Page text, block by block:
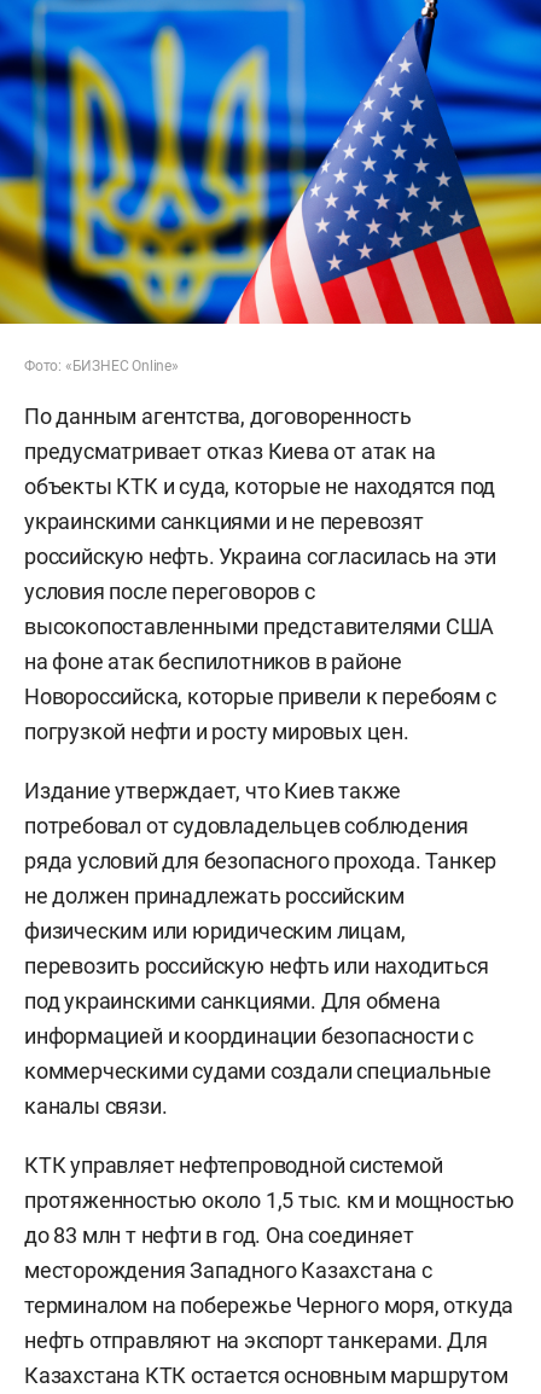
Фото: «БИЗНЕС Online»
По данным агентства, договоренность
предусматривает отказ Киева от атак на
объекты КТК и суда, которые не находятся под
украинскими санкциями и не перевозят
российскую нефть. Украина согласилась на эти
условия после переговоров с
высокопоставленными представителями США
на фоне атак беспилотников в районе
Новороссийска, которые привели к перебоям с
погрузкой нефти и росту мировых цен.
Издание утверждает, что Киев также
потребовал от судовладельцев соблюдения
ряда условий для безопасного прохода. Танкер
не должен принадлежать российским
физическим или юридическим лицам,
перевозить российскую нефть или находиться
под украинскими санкциями. Для обмена
информацией и координации безопасности с
коммерческими судами создали специальные
каналы связи.
КТК управляет нефтепроводной системой
протяженностью около 1,5 тыс. км и мощностью
до 83 млн т нефти в год. Она соединяет
месторождения Западного Казахстана с
терминалом на побережье Черного моря, откуда
нефть отправляют на экспорт танкерами. Для
Казахстана КТК остается основным маршрутом